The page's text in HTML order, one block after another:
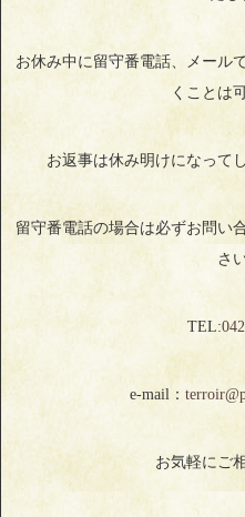
お休み中に留守番電話、メール
くことは
お返事は休み明けになって
留守番電話の場合は必ずお問い
さ
TEL:
e-mail：
お気軽にご